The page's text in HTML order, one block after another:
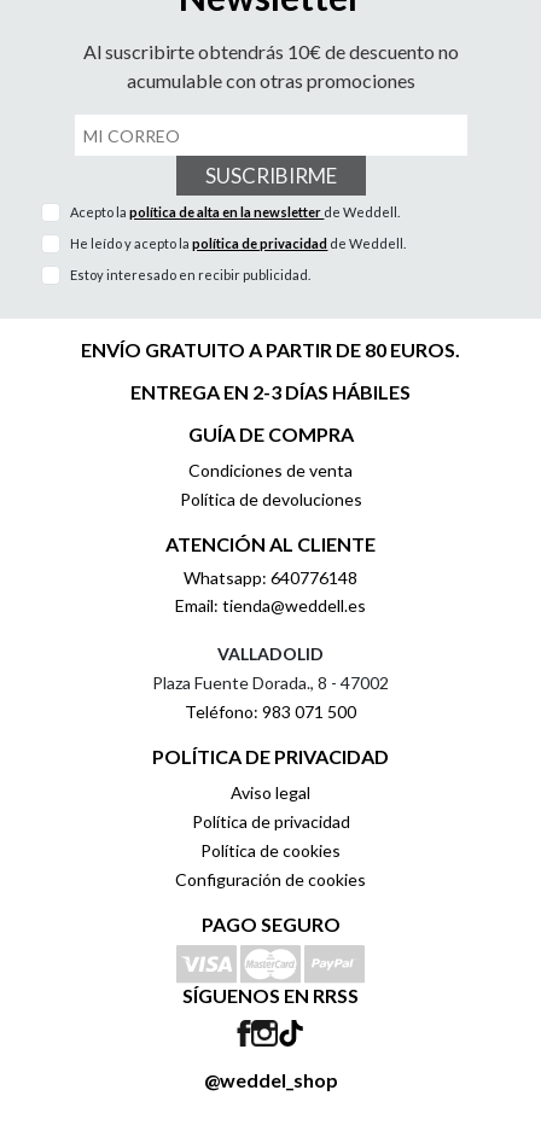
Al suscribirte obtendrás 10€ de descuento no
acumulable con otras promociones
SUSCRIBIRME
Acepto lapolítica de alta en la newsletter de Weddell.
He leído y acepto lapolítica de privacidad de Weddell.
Estoy interesado en recibir publicidad.
ENVÍO GRATUITO A PARTIR DE 80 EUROS.
ENTREGA EN 2-3 DÍAS HÁBILES
GUÍA DE COMPRA
Condiciones de venta
Política de devoluciones
ATENCIÓN AL CLIENTE
Whatsapp: 640776148
Email: tienda@weddell.es
VALLADOLID
Plaza Fuente Dorada., 8 - 47002
Teléfono: 983 071 500
POLÍTICA DE PRIVACIDAD
Aviso legal
Política de privacidad
Política de cookies
Configuración de cookies
PAGO SEGURO
SÍGUENOS EN RRSS
@weddel_shop